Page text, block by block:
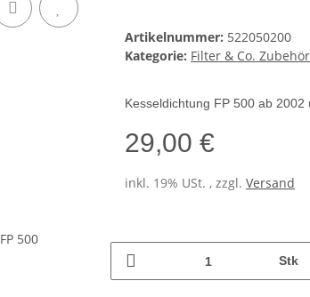
Artikelnummer: 522050200
Kategorie: Filter & Co.
Kesseldichtung FP 500 ab 2002
29,00 €
inkl. 19% USt. , zzgl. Versand
Stk